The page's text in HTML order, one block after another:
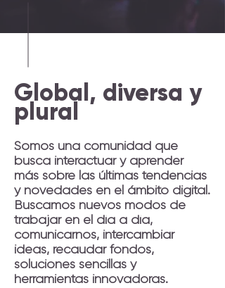
Global, diversa y
plural
Somos una comunidad que
busca interactuar y aprender
más sobre las últimas tendencias
y novedades en el ámbito digital.
Buscamos nuevos modos de
trabajar en el día a día,
comunicarnos, intercambiar
ideas, recaudar fondos,
soluciones sencillas y
herramientas innovadoras.